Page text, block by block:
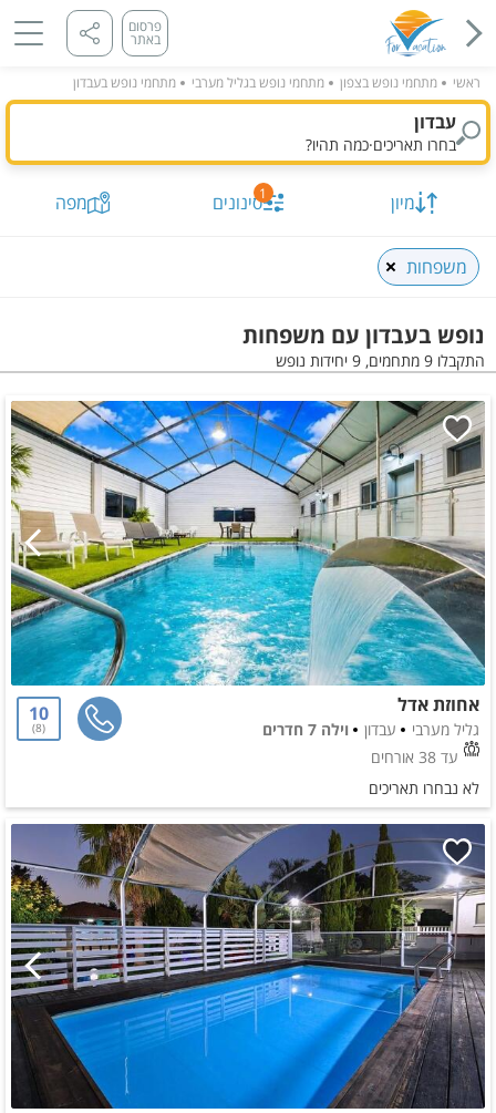
פרסום
באתר
ראשי מתחמי נופש בצפון מתחמי נופש בגליל מערבי מתחמי נופש בעבדון
עבדון
בחרו תאריכים·כמה תהיו?
מיון 1סינונים מפה
משפחות
נופש בעבדון עם משפחות
התקבלו 9 מתחמים, 9 יחידות נופש
תאריך מבוקש
כמות נופשים וחדרים מיון לפי התקבלו9מתחמים, 9 יחידות
סינונים שנבחרו
הצג על
מפה
אחוזת אדל
גליל מערבי עבדון
וילה 7 חדרים
עד 38 אורחים
10
8
לא נבחרו תאריכים